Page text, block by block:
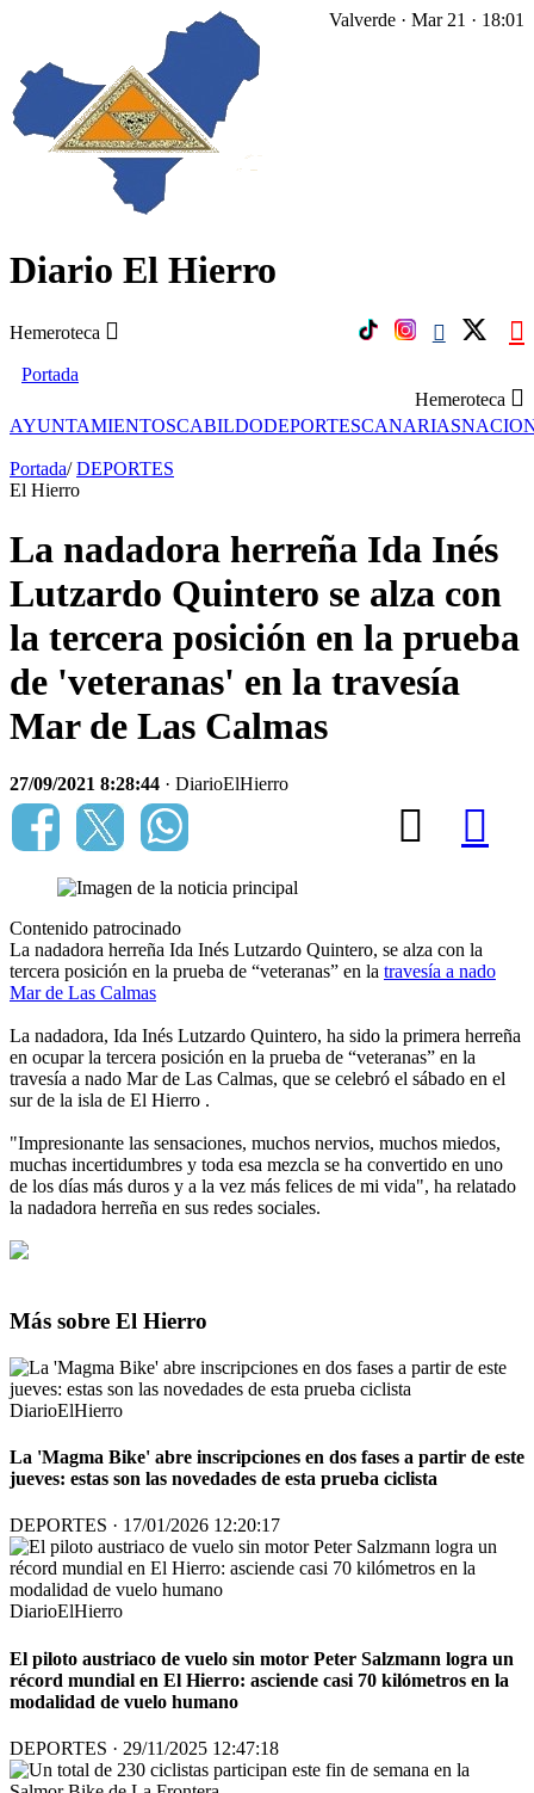
Diario El Hierro
Hemeroteca
Valverde · Mar 21 · 18:01
Portada
Hemeroteca
AYUNTAMIENTOSCABILDODEPORTESCANARIAS
Portada/ DEPORTES
El Hierro
La nadadora herreña Ida Inés
Lutzardo Quintero se alza con
la tercera posición en la prueba
de 'veteranas' en la travesía
Mar de Las Calmas
27/09/2021 8:28:44 · DiarioElHierro
Contenido patrocinado
La nadadora herreña Ida Inés Lutzardo Quintero, se alza con la
tercera posición en la prueba de “veteranas” en la travesía a nado
Mar de Las Calmas
La nadadora, Ida Inés Lutzardo Quintero, ha sido la primera herreña
en ocupar la tercera posición en la prueba de “veteranas” en la
travesía a nado Mar de Las Calmas, que se celebró el sábado en el
sur de la isla de El Hierro .
"Impresionante las sensaciones, muchos nervios, muchos miedos,
muchas incertidumbres y toda esa mezcla se ha convertido en uno
de los días más duros y a la vez más felices de mi vida", ha relatado
la nadadora herreña en sus redes sociales.
Más sobre El Hierro
DiarioElHierro
La 'Magma Bike' abre inscripciones en dos fases a partir de este
jueves: estas son las novedades de esta prueba ciclista
DEPORTES · 17/01/2026 12:20:17
DiarioElHierro
El piloto austriaco de vuelo sin motor Peter Salzmann logra un
récord mundial en El Hierro: asciende casi 70 kilómetros en la
modalidad de vuelo humano
DEPORTES · 29/11/2025 12:47:18